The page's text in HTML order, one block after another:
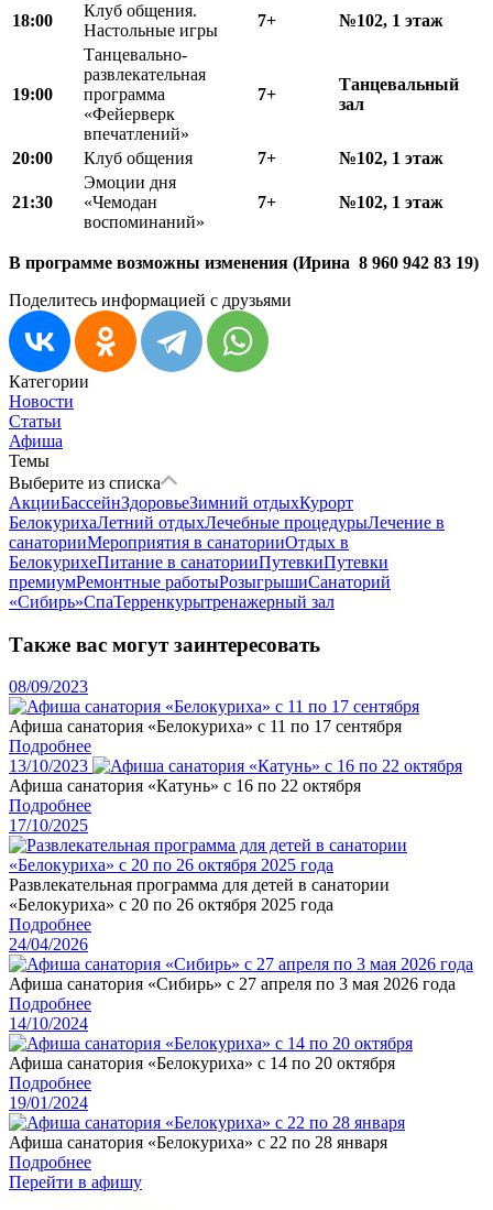
18:00
Клуб общения.
Настольные игры
7+ №102, 1 этаж
19:00
Танцевально-
развлекательная
программа
«Фейерверк
впечатлений»
7+
Танцевальный
зал
20:00 Клуб общения 7+ №102, 1 этаж
21:30
Эмоции дня
«Чемодан
воспоминаний»
7+ №102, 1 этаж
В программе возможны изменения (Ирина 8 960 942 83 19)
Поделитесь информацией с друзьями
Категории
Новости
Статьи
Афиша
Темы
Выберите из списка
АкцииБассейнЗдоровьеЗимний отдыхКурорт
БелокурихаЛетний отдыхЛечебные процедурыЛечение в
санаторииМероприятия в санаторииОтдых в
БелокурихеПитание в санаторииПутевкиПутевки
премиумРемонтные работыРозыгрышиСанаторий
«Сибирь»СпаТерренкурытренажерный зал
Также вас могут заинтересовать
08/09/2023
Афиша санатория «Белокуриха» с 11 по 17 сентября
Подробнее
13/10/2023
Афиша санатория «Катунь» с 16 по 22 октября
Подробнее
17/10/2025
Развлекательная программа для детей в санатории
«Белокуриха» с 20 по 26 октября 2025 года
Подробнее
24/04/2026
Афиша санатория «Сибирь» с 27 апреля по 3 мая 2026 года
Подробнее
14/10/2024
Афиша санатория «Белокуриха» с 14 по 20 октября
Подробнее
19/01/2024
Афиша санатория «Белокуриха» с 22 по 28 января
Подробнее
Перейти в афишу